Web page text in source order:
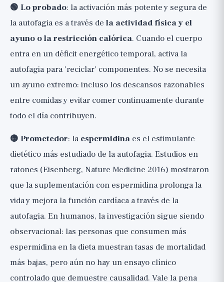
🟢 Lo probado: la activación más potente y segura de
la autofagia es a través de la actividad física y el
ayuno o la restricción calórica. Cuando el cuerpo
entra en un déficit energético temporal, activa la
autofagia para 'reciclar' componentes. No se necesita
un ayuno extremo: incluso los descansos razonables
entre comidas y evitar comer continuamente durante
todo el día contribuyen.
🟡 Prometedor: la espermidina es el estimulante
dietético más estudiado de la autofagia. Estudios en
ratones (Eisenberg, Nature Medicine 2016) mostraron
que la suplementación con espermidina prolonga la
vida y mejora la función cardíaca a través de la
autofagia. En humanos, la investigación sigue siendo
observacional: las personas que consumen más
espermidina en la dieta muestran tasas de mortalidad
más bajas, pero aún no hay un ensayo clínico
controlado que demuestre causalidad. Vale la pena